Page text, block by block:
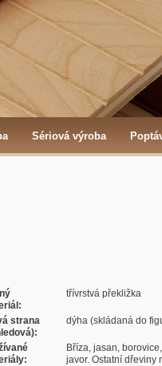
Sériová výroba
třívrstvá překližka
strana
dýha (skládaná do
Bříza, jasan,
javor. Ostatní dřeviny